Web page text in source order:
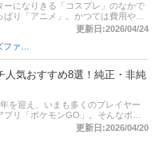
になりきる「コスプレ」のなかで
り「アニメ」。かつては費用や手
ったアニメのコスプレですが、近
た商品が安価で手に入るようにな
人も増えています。この記事で
のほか、特におすすめの商品を紹
人気キャラ、コスプレしやすいアニ
ックアップしています。チャート
みてくださいね。記事後半には、
気ランキングもあるので、口コミ
い。
更新日:2026/04/24
人気おすすめ8選！純正・非純
を迎え、いまも多くのプレイヤー
リ「ポケモンGO」。そんなポケ
快適にしてくれる「オートキャッ
しょうか。実はこのオートキャッ
で、画面を見ずにポケモンのゲッ
更新日:2026/04/20